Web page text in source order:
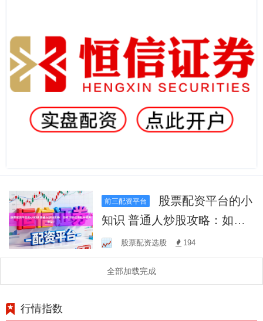
前三配资平台
知识 普通人炒股攻略：如何
巧妙运用杠杆提升收益？
股票配资选股 194
全部加载完成
行情指数